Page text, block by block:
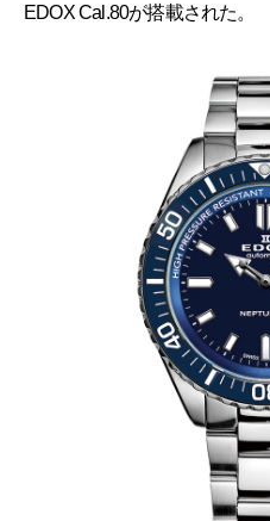
EDOX Cal.80が搭載された。